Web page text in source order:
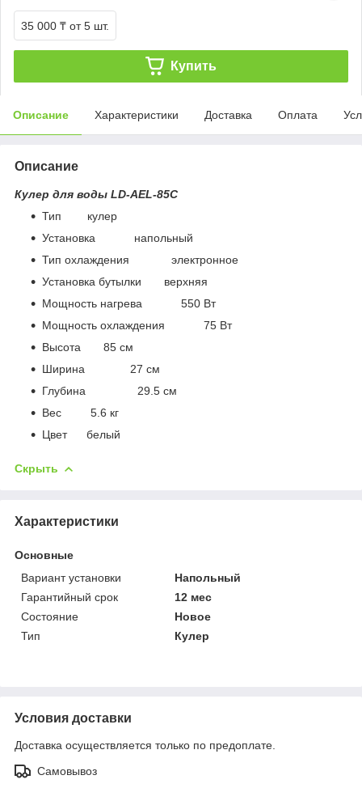
35 000 ₸ от 5 шт.
Купить
Описание Характеристики Доставка Оплата
Описание
Кулер для воды LD-AEL-85C
Тип кулер
Установка напольный
Тип охлаждения электронное
Установка бутылки верхняя
Мощность нагрева 550 Вт
Мощность охлаждения 75 Вт
Высота 85 см
Ширина 27 см
Глубина 29.5 см
Вес 5.6 кг
Цвет белый
Скрыть
Характеристики
Основные
Вариант установки
Напольный
Гарантийный срок
12 мес
Состояние
Новое
Тип
Кулер
Условия доставки
Доставка осуществляется только по предоплате.
Самовывоз